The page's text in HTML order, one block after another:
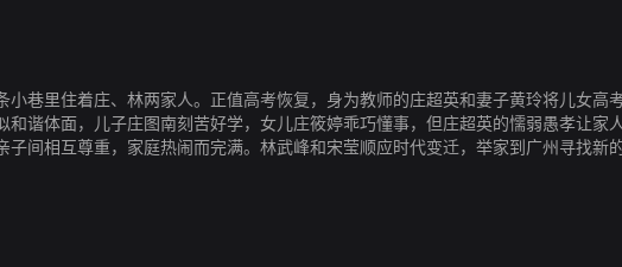
小巷里住着庄、林两家人。正值高考恢复，身为教师的庄超英和妻子黄玲将儿女
和谐体面，儿子庄图南刻苦好学，女儿庄筱婷乖巧懂事，但庄超英的懦弱愚孝让
子间相互尊重，家庭热闹而完满。林武峰和宋莹顺应时代变迁，举家到广州寻找